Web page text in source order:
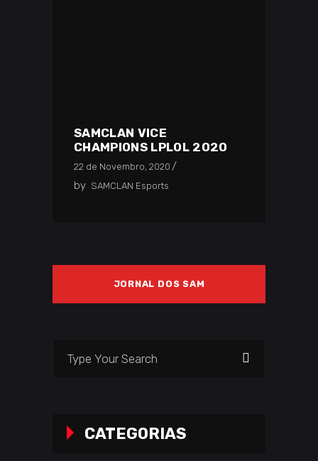
SAMCLAN VICE
CHAMPIONS LPLOL 2020
22 de Novembro, 2020
by SAMCLAN Esports
JORNAL DOS SAM
CATEGORIAS